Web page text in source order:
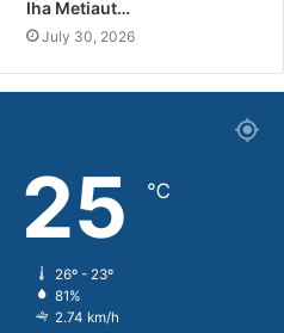
Iha Metiaut…
July 30, 2026
25 ℃
26º - 23º
81%
2.74 km/h